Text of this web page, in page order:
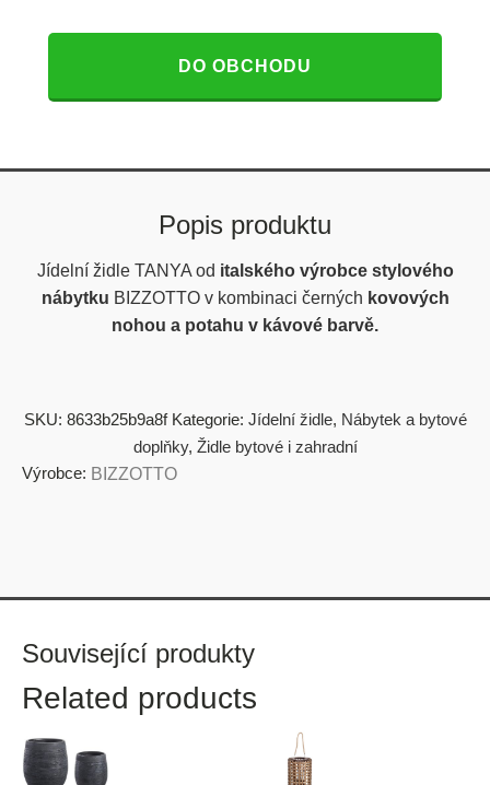
DO OBCHODU
Popis produktu
Jídelní židle TANYA od italského výrobce stylového
nábytku BIZZOTTO v kombinaci černých kovových
nohou a potahu v kávové barvě.
SKU: 8633b25b9a8f Kategorie: Jídelní židle, Nábytek a bytové
doplňky, Židle bytové i zahradní
Výrobce: BIZZOTTO
Související produkty
Related products